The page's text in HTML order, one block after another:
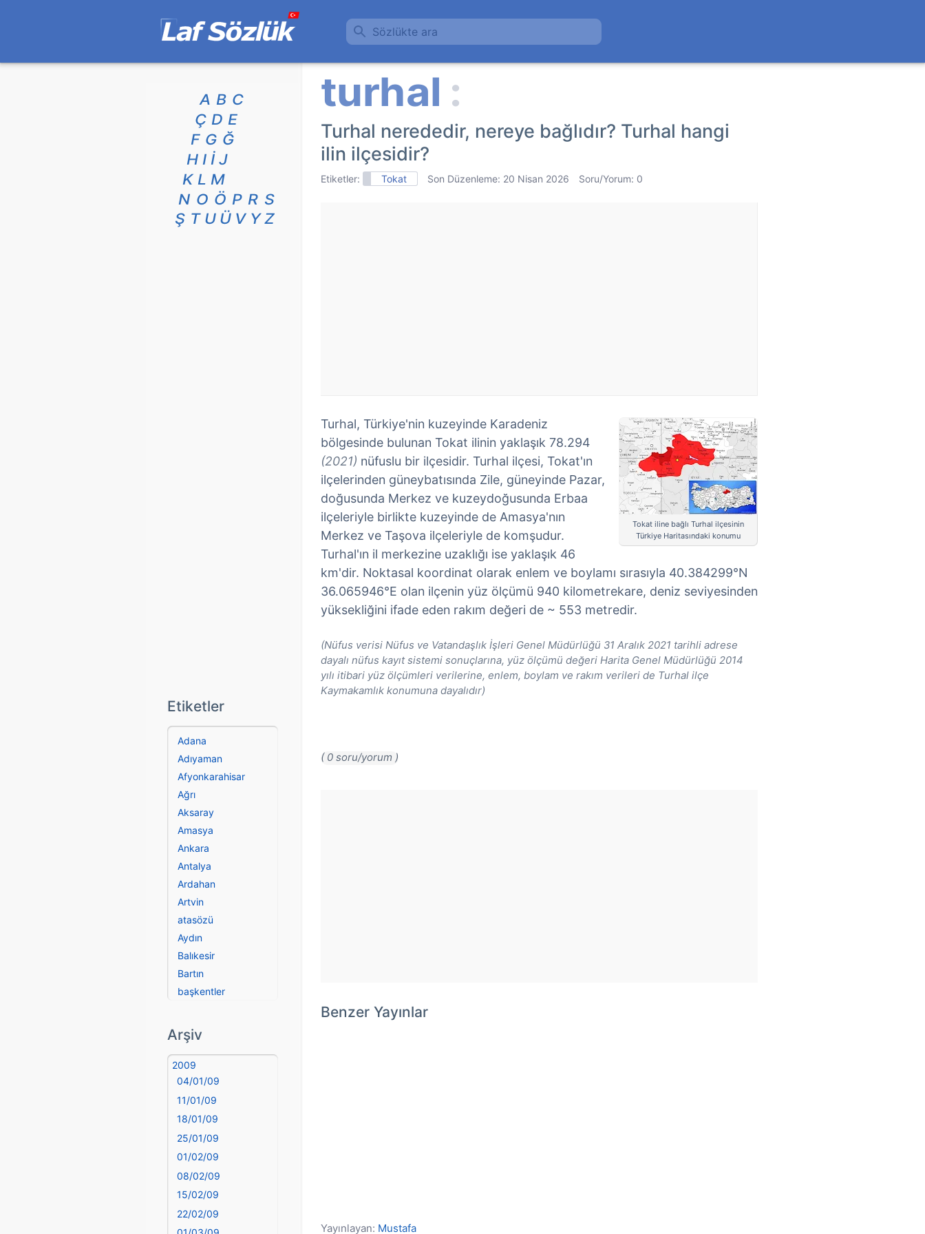
Sözlükte ara
Turhal nerededir, nereye bağlıdır? Turhal hangi
ilin ilçesidir?
Etiketler: Tokat Son Düzenleme: 20 Nisan 2026 Soru/Yorum: 0
Tokat iline bağlı Turhal ilçesinin
Türkiye Haritasındaki konumu
Turhal, Türkiye'nin kuzeyinde Karadeniz
bölgesinde bulunan Tokat ilinin yaklaşık 78.294
(2021) nüfuslu bir ilçesidir. Turhal ilçesi, Tokat'ın
ilçelerinden güneybatısında Zile, güneyinde Pazar,
doğusunda Merkez ve kuzeydoğusunda Erbaa
ilçeleriyle birlikte kuzeyinde de Amasya'nın
Merkez ve Taşova ilçeleriyle de komşudur.
Turhal'ın il merkezine uzaklığı ise yaklaşık 46
km'dir. Noktasal koordinat olarak enlem ve boylamı sırasıyla 40.384299°N
36.065946°E olan ilçenin yüz ölçümü 940 kilometrekare, deniz seviyesinden
yüksekliğini ifade eden rakım değeri de ~ 553 metredir.
(Nüfus verisi Nüfus ve Vatandaşlık İşleri Genel Müdürlüğü 31 Aralık 2021 tarihli adrese
dayalı nüfus kayıt sistemi sonuçlarına, yüz ölçümü değeri Harita Genel Müdürlüğü 2014
yılı itibari yüz ölçümleri verilerine, enlem, boylam ve rakım verileri de Turhal ilçe
Kaymakamlık konumuna dayalıdır)
( 0 soru/yorum )
Benzer Yayınlar
Yayınlayan: Mustafa
A B C
Ç D E
F G Ğ
H I İ J
K L M
N O Ö P R S
Ş T U Ü V Y Z
Etiketler
Adana
Adıyaman
Afyonkarahisar
Ağrı
Aksaray
Amasya
Ankara
Antalya
Ardahan
Artvin
atasözü
Aydın
Balıkesir
Bartın
başkentler
Bayburt
Bilecik
Bingöl
Bitlis
Bolu
Burdur
Bursa
Çanakkale
Çankırı
Çorum
Arşiv
2009
04/01/09
11/01/09
18/01/09
25/01/09
01/02/09
08/02/09
15/02/09
22/02/09